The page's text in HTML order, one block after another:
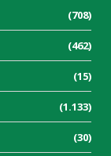
(708)
(462)
(15)
(1.133)
(30)